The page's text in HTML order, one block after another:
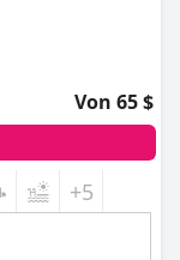
Von 65 $
+5